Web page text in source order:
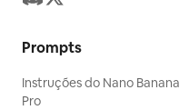
Prompts
Instruções do Nano Banana
Pro